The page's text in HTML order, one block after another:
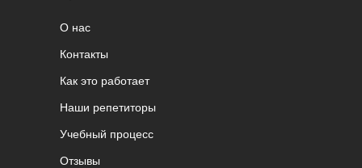
О нас
Контакты
Как это работает
Наши репетиторы
Учебный процесс
Отзывы